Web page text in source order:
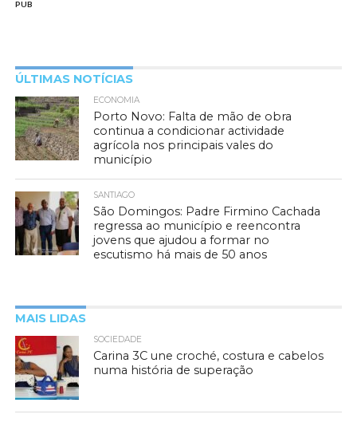
PUB
ÚLTIMAS NOTÍCIAS
ECONOMIA
Porto Novo: Falta de mão de obra
continua a condicionar actividade
agrícola nos principais vales do
município
SANTIAGO
São Domingos: Padre Firmino Cachada
regressa ao município e reencontra
jovens que ajudou a formar no
escutismo há mais de 50 anos
MAIS LIDAS
SOCIEDADE
Carina 3C une croché, costura e cabelos
numa história de superação